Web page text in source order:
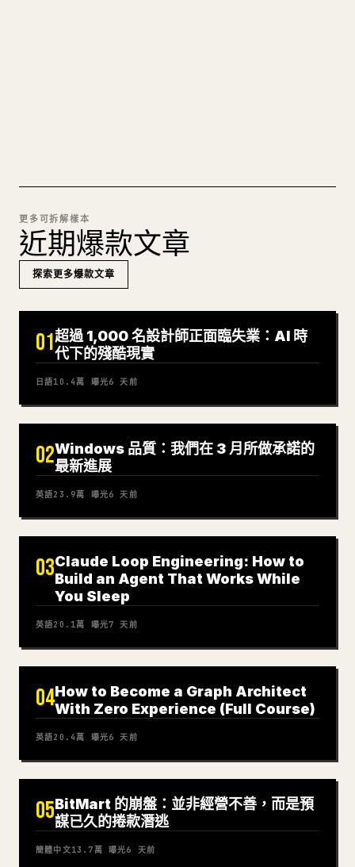
更多可拆解樣本
近期爆款文章
探索更多爆款文章
01超過 1,000 名設計師正面臨失業：AI 時
代下的殘酷現實
日語10.4萬 曝光6 天前
02Windows 品質：我們在 3 月所做承諾的
最新進展
英語23.9萬 曝光6 天前
03Claude Loop Engineering: How to
Build an Agent That Works While
You Sleep
英語20.1萬 曝光7 天前
04How to Become a Graph Architect
With Zero Experience (Full Course)
英語20.4萬 曝光6 天前
05BitMart 的崩盤：並非經營不善，而是預
謀已久的捲款潛逃
簡體中文13.7萬 曝光6 天前